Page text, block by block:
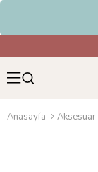
Anasayfa Aksesuar